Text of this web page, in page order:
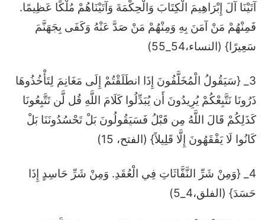
آتَيْنَا آلَ إِبْرَاهِيمَ الْكِتَابَ وَالْحِكْمَةَ وَآتَيْنَاهُمْ مُلْكًا عَظِيمًا.
فَمِنْهُمْ مَنْ آمَنَ بِهِ وَمِنْهُمْ مَنْ صَدَّ عَنْهُ وَكَفَى بِجَهَنَّمَ
سَعِيرًا} (النساء،54_55)
3_ {سَيَقُولُ الْمُخَلَّفُونَ إِذَا انطَلَقْتُمْ إِلَى مَغَانِمَ لِتَأْخُذُوهَا
ذَرُونَا نَتَّبِعْكُمْ يُرِيدُونَ أَن يُبَدِّلُوا كَلَامَ اللَّهِ قُل لَّن تَتَّبِعُونَا
كَذَلِكُمْ قَالَ اللَّهُ مِن قَبْلُ فَسَيَقُولُونَ بَلْ تَحْسُدُونَنَا بَلْ
كَانُوا لَا يَفْقَهُونَ إِلَّا قَلِيلاً} (الفتح، 15)
4_ {وَمِنْ شَرِّ النَّفَّاثَاتِ فِي الْعُقَدِ. وَمِنْ شَرِّ حَاسِدٍ إِذَا
حَسَدَ} (الفلق،4_5)